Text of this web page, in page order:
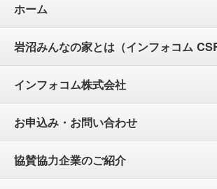
ホーム
岩沼みんなの家とは（インフォコム
インフォコム株式会社
お申込み・お問い合わせ
協賛協力企業のご紹介